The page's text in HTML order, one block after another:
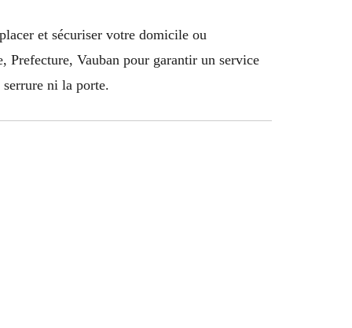
et sécuriser votre domicile ou
Prefecture, Vauban pour garantir un service
ni la porte.